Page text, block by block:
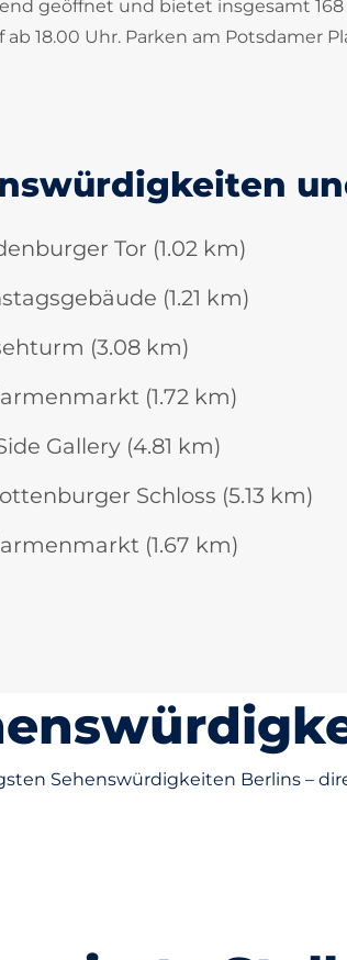
geöffnet und bietet insgesamt
18.00 Uhr. Parken am Potsdamer
Tor (1.02 km)
(1.21 km)
(3.08 km)
(1.72 km)
Gallery (4.81 km)
Schloss (5.13 km)
(1.67 km)
Sehenswürdigkeiten Berlins –
Berliner
Philharmonie